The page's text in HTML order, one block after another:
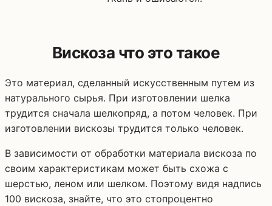
Вискоза что это такое
Это материал, сделанный искусственным путем из
натурального сырья. При изготовлении шелка
трудится сначала шелкопряд, а потом человек. При
изготовлении вискозы трудится только человек.
В зависимости от обработки материала вискоза по
своим характеристикам может быть схожа с
шерстью, леном или шелком. Поэтому видя надпись
100 вискоза, знайте, что это стопроцентно